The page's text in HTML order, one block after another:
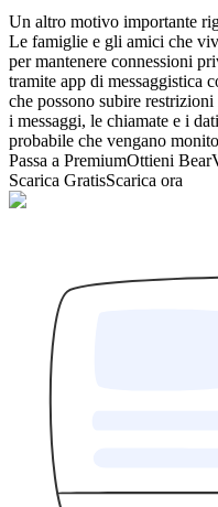
Un altro motivo importante
Le famiglie e gli amici che
per mantenere connessioni
tramite app di messaggistica
che possono subire
i messaggi, le chiamate e i
probabile che vengano
Passa a PremiumOttieni
Scarica GratisScarica ora